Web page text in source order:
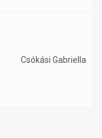
Csókási Gabriella